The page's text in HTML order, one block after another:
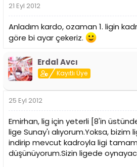
21 Eyl 2012
Anladım kardo, ozaman 1. ligin
göre bi ayar çekeriz.
Erdal Avcı
Kayıtlı Üye
25 Eyl 2012
Emirhan, lig için yeterli [8'in
lige Sunay'ı alıyorum.Yoksa, bizim
indirip mevcut kadroyla ligi
düşünüyorum.Sizin ligede